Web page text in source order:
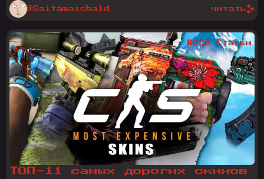
@Saitamaisbald читать
ТОП-11 самых дорогих скинов
#CS2 Статьи